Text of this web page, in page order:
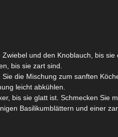
und den Knoblauch, bis sie
bis sie zart sind.
die Mischung zum sanften
leicht abkühlen.
bis sie glatt ist. Schmecken Sie
Basilikumblättern und einer